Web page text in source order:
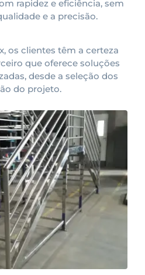
rapidez e eficiência, sem
e a precisão.
os clientes têm a certeza
que oferece soluções
desde a seleção dos
do projeto.